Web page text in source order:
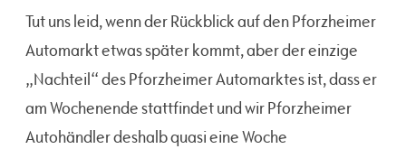
Tut uns leid, wenn der Rückblick auf den Pforzheimer
Automarkt etwas später kommt, aber der einzige
„Nachteil“ des Pforzheimer Automarktes ist, dass er
am Wochenende stattfindet und wir Pforzheimer
Autohändler deshalb quasi eine Woche